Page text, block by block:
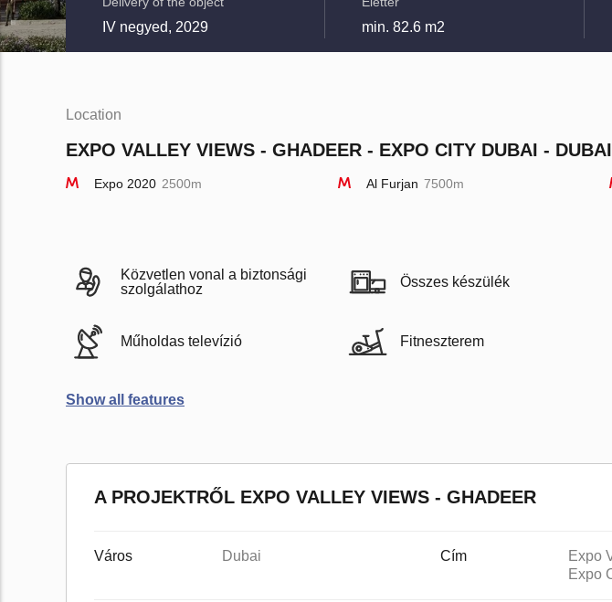
IV negyed, 2029 min. 82.6 m2
Location
EXPO VALLEY VIEWS - GHADEER - EXPO CITY DUBAI -
Expo 2020 2500m Al Furjan 7500m
Közvetlen vonal a biztonsági
szolgálathoz
Összes készülék
Műholdas televízió Fitneszterem
Show all features
A PROJEKTRŐL EXPO VALLEY VIEWS - GHADEER
Város Dubai Cím
Expo
Expo